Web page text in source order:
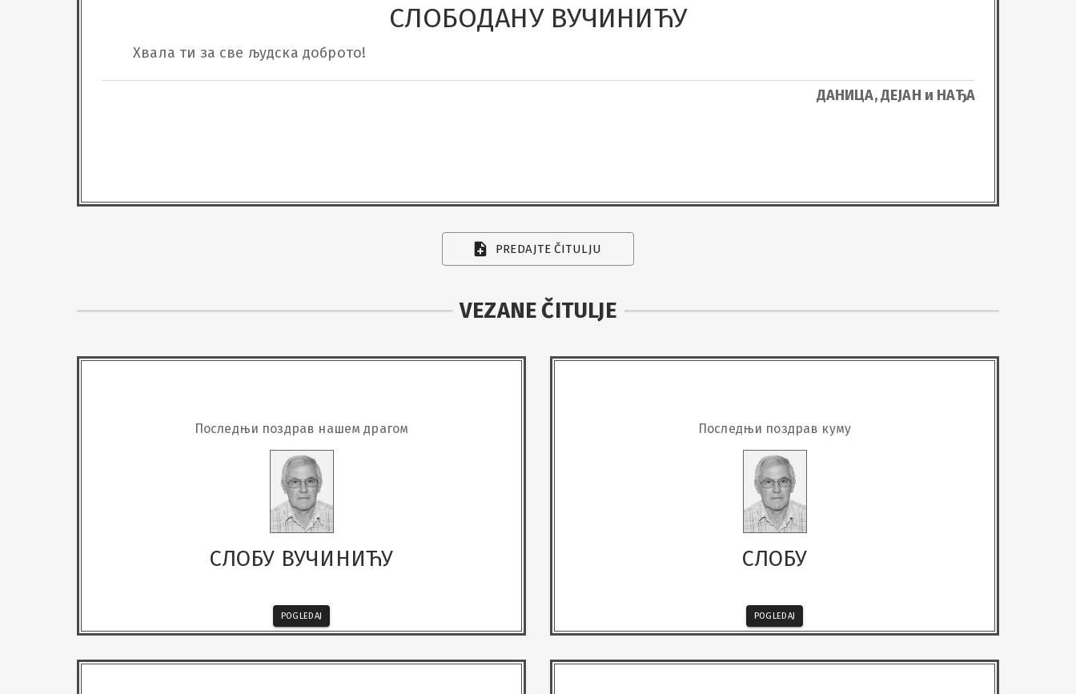
СЛОБОДАНУ ВУЧИНИЋУ
Хвала ти за све људска доброто!
ДАНИЦА, ДЕЈАН и НАЂА
PREDAJTE ČITULJU
VEZANE ČITULJE
Последњи поздрав нашем драгом
СЛОБУ ВУЧИНИЋУ
POGLEDAJ
Последњи поздрав куму
СЛОБУ
POGLEDAJ